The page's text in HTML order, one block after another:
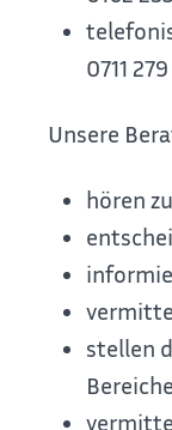
0711
Unsere
hören
stellen